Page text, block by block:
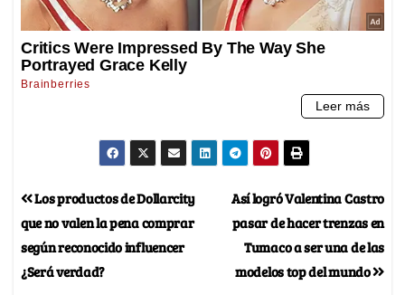
Así logró Valentina Castro
pasar de hacer trenzas en
Tumaco a ser una de las
modelos top del mundo
Los productos de Dollarcity
que no valen la pena comprar
según reconocido influencer
¿Será verdad?